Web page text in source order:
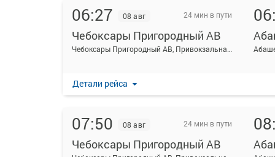
06:27 08 авг 24 мин в пути
Чебоксары Пригородный АВ
Чебоксары Пригородный АВ, Привокзальная ул., 3
Детали рейса
07:50 08 авг 24 мин в пути
Чебоксары Пригородный АВ
Самый ранний автобус отправляется в 05:45,
Пожалуйста, обратите внимание, что посадка на
удостоверяющих личность, всех
распечатывать посадочный электронный билет